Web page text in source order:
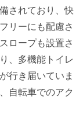
されており、快
リーにも配慮さ
ロープも設置さ
、多機能トイレ
行き届いていま
自転車でのアク